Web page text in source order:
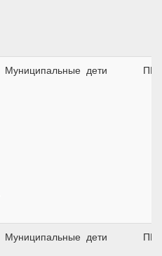
Муниципальные дети ПП
Муниципальные дети ПП